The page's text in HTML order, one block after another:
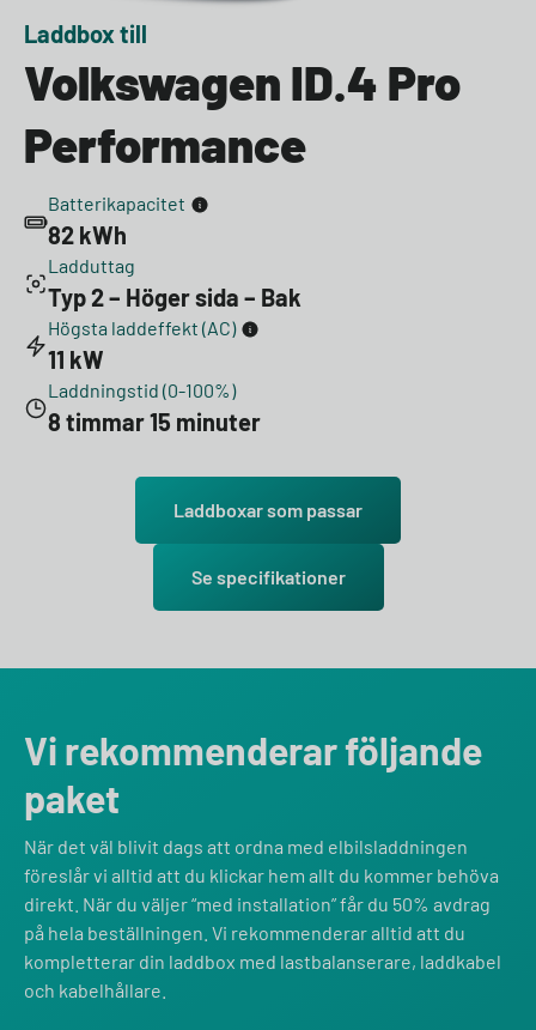
Laddbox till
Volkswagen ID.4 Pro
Performance
Batterikapacitet
82 kWh
Ladduttag
Typ 2 – Höger sida – Bak
Högsta laddeffekt (AC)
11 kW
Laddningstid (0-100%)
8 timmar 15 minuter
Laddboxar som passar
Se specifikationer
Vi rekommenderar följande
paket
När det väl blivit dags att ordna med elbilsladdningen
föreslår vi alltid att du klickar hem allt du kommer behöva
direkt. När du väljer “med installation” får du 50% avdrag
på hela beställningen. Vi rekommenderar alltid att du
kompletterar din laddbox med lastbalanserare, laddkabel
och kabelhållare.